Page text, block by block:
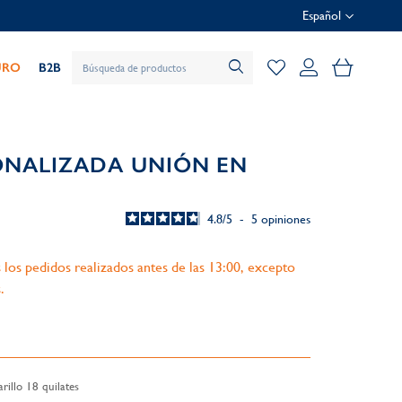
Español
B2B Mi cesta
UNIÓN EN
4.8/5 - 5 opiniones
pedidos realizados antes de las 13:00, excepto
18 quilates